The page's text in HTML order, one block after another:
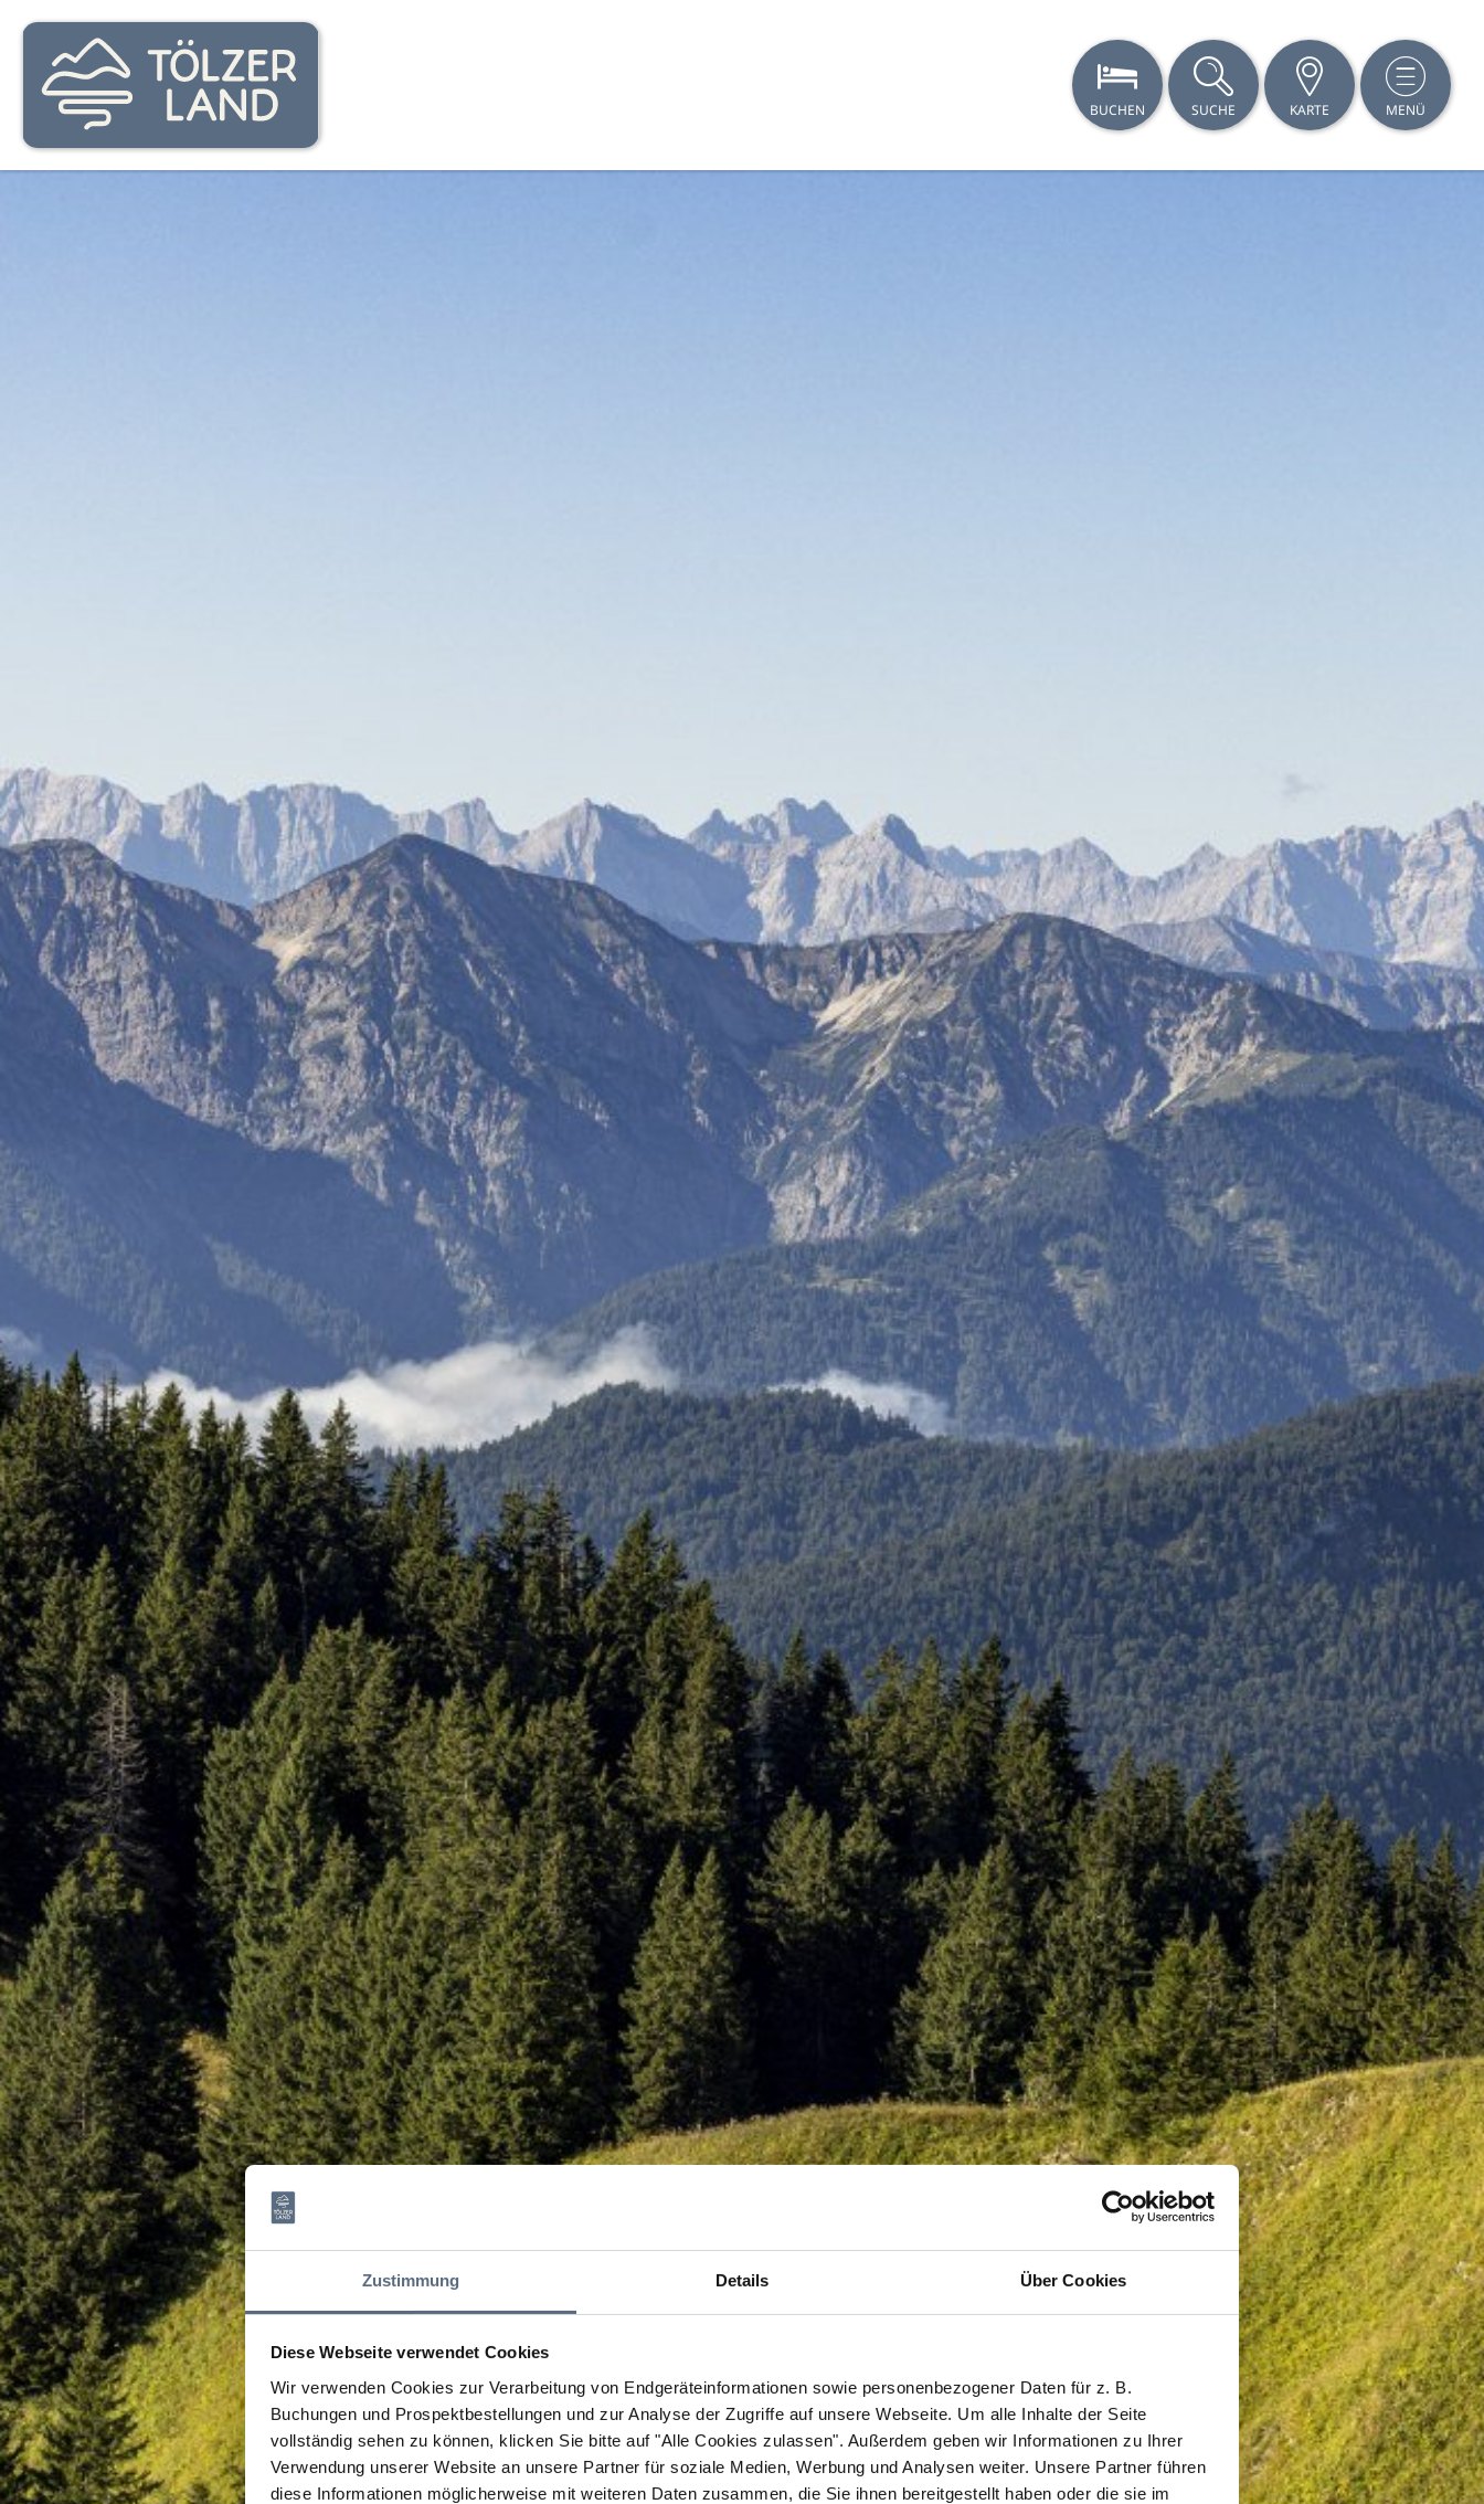
Zustimmung Details Über Cookies
Diese Webseite verwendet Cookies
Wir verwenden Cookies zur Verarbeitung von Endgeräteinformationen sowie personenbezogener Daten für z. B.
Buchungen und Prospektbestellungen und zur Analyse der Zugriffe auf unsere Webseite. Um alle Inhalte der Seite
vollständig sehen zu können, klicken Sie bitte auf "Alle Cookies zulassen". Außerdem geben wir Informationen zu Ihrer
Verwendung unserer Website an unsere Partner für soziale Medien, Werbung und Analysen weiter. Unsere Partner führen
diese Informationen möglicherweise mit weiteren Daten zusammen, die Sie ihnen bereitgestellt haben oder die sie im
BUCHEN SUCHE KARTE MENÜ